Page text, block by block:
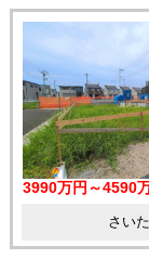
3990万円～4590
さい